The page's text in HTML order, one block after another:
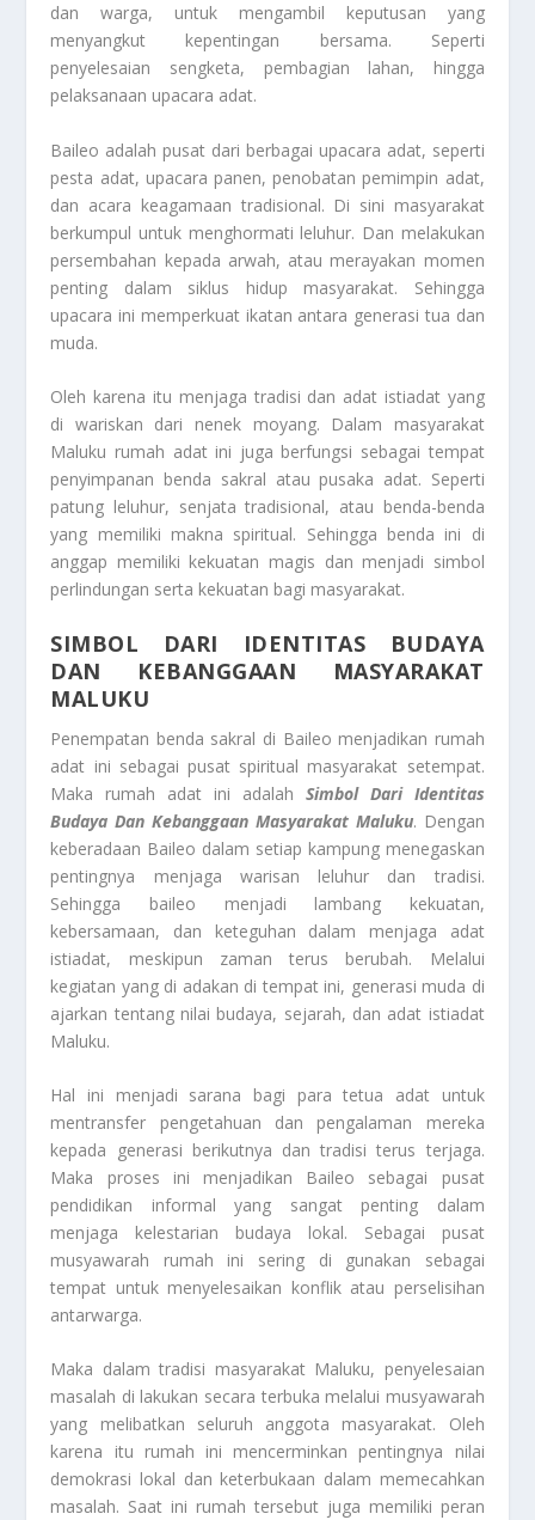
dan warga, untuk mengambil keputusan yang
menyangkut kepentingan bersama. Seperti
penyelesaian sengketa, pembagian lahan, hingga
pelaksanaan upacara adat.
Baileo adalah pusat dari berbagai upacara adat, seperti
pesta adat, upacara panen, penobatan pemimpin adat,
dan acara keagamaan tradisional. Di sini masyarakat
berkumpul untuk menghormati leluhur. Dan melakukan
persembahan kepada arwah, atau merayakan momen
penting dalam siklus hidup masyarakat. Sehingga
upacara ini memperkuat ikatan antara generasi tua dan
muda.
Oleh karena itu menjaga tradisi dan adat istiadat yang
di wariskan dari nenek moyang. Dalam masyarakat
Maluku rumah adat ini juga berfungsi sebagai tempat
penyimpanan benda sakral atau pusaka adat. Seperti
patung leluhur, senjata tradisional, atau benda-benda
yang memiliki makna spiritual. Sehingga benda ini di
anggap memiliki kekuatan magis dan menjadi simbol
perlindungan serta kekuatan bagi masyarakat.
SIMBOL DARI IDENTITAS BUDAYA
DAN KEBANGGAAN MASYARAKAT
MALUKU
Penempatan benda sakral di Baileo menjadikan rumah
adat ini sebagai pusat spiritual masyarakat setempat.
Maka rumah adat ini adalah Simbol Dari Identitas
Budaya Dan Kebanggaan Masyarakat Maluku. Dengan
keberadaan Baileo dalam setiap kampung menegaskan
pentingnya menjaga warisan leluhur dan tradisi.
Sehingga baileo menjadi lambang kekuatan,
kebersamaan, dan keteguhan dalam menjaga adat
istiadat, meskipun zaman terus berubah. Melalui
kegiatan yang di adakan di tempat ini, generasi muda di
ajarkan tentang nilai budaya, sejarah, dan adat istiadat
Maluku.
Hal ini menjadi sarana bagi para tetua adat untuk
mentransfer pengetahuan dan pengalaman mereka
kepada generasi berikutnya dan tradisi terus terjaga.
Maka proses ini menjadikan Baileo sebagai pusat
pendidikan informal yang sangat penting dalam
menjaga kelestarian budaya lokal. Sebagai pusat
musyawarah rumah ini sering di gunakan sebagai
tempat untuk menyelesaikan konflik atau perselisihan
antarwarga.
Maka dalam tradisi masyarakat Maluku, penyelesaian
masalah di lakukan secara terbuka melalui musyawarah
yang melibatkan seluruh anggota masyarakat. Oleh
karena itu rumah ini mencerminkan pentingnya nilai
demokrasi lokal dan keterbukaan dalam memecahkan
masalah. Saat ini rumah tersebut juga memiliki peran